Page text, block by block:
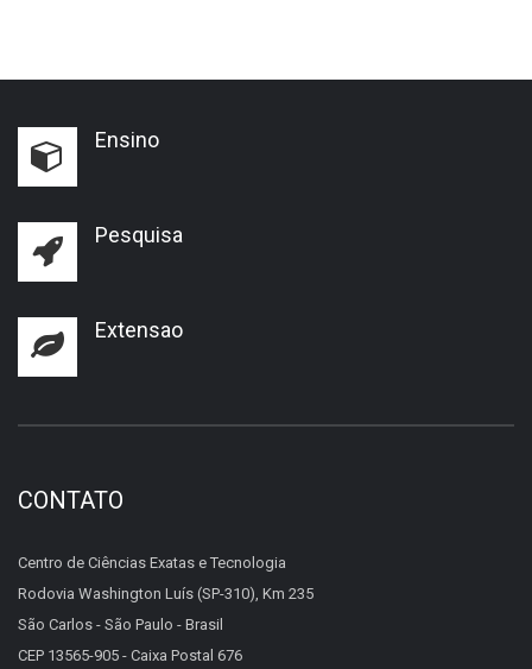
Ensino
Pesquisa
Extensao
CONTATO
Centro de Ciências Exatas e Tecnologia
Rodovia Washington Luís (SP-310), Km 235
São Carlos - São Paulo - Brasil
CEP 13565-905 - Caixa Postal 676